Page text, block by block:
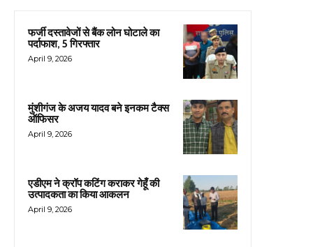
फर्जी दस्तावेजों से बैंक लोन घोटाले का
पर्दाफाश, 5 गिरफ्तार
April 9, 2026
मुंशीगंज के अजय यादव बने इनकम टैक्स
ऑफिसर
April 9, 2026
एडीएम ने क्रॉप कटिंग कराकर गेहूँ की
उत्पादकता का किया आकलन
April 9, 2026